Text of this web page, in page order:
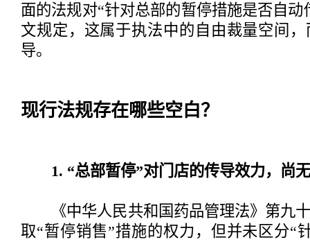
面的法规对“针对总部的暂停措施是否自
文规定，这属于执法中的自由裁量空间
导。
现行法规存在哪些空白？
1. “总部暂停”对门店的传导效力，尚
《中华人民共和国药品管理法》第九十
取“暂停销售”措施的权力，但并未区分“